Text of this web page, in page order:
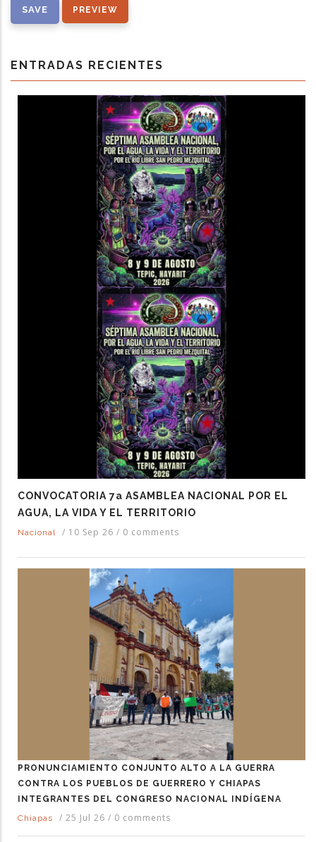
ENTRADAS RECIENTES
CONVOCATORIA 7a ASAMBLEA NACIONAL POR EL
AGUA, LA VIDA Y EL TERRITORIO
Nacional / 10 Sep 26 / 0 comments
PRONUNCIAMIENTO CONJUNTO ALTO A LA GUERRA
CONTRA LOS PUEBLOS DE GUERRERO Y CHIAPAS
INTEGRANTES DEL CONGRESO NACIONAL INDÍGENA
Chiapas
/ 25 Jul 26 / 0 comments